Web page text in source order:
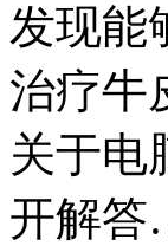
发现能
治疗牛
关于电
开解